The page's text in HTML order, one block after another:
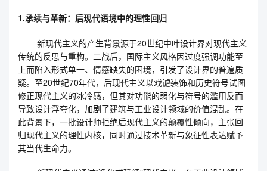
1.承续与革新：后现代语境中的理性回归
新现代主义的产生背景源于20世纪中叶设计界对现代主义
传统的反思与重构。二战后，国际主义风格因过度强调功能至
上而陷入形式单一、情感缺失的困境，引发了设计界的普遍质
疑。至20世纪70年代，后现代主义以戏谑装饰和历史符号试图
修正现代主义的冰冷感，但其对功能的弱化与符号的滥用反而
导致设计浮夸化，加剧了建筑与工业设计领域的价值混乱。在
此背景下，一批设计师拒绝后现代主义的颠覆性倾向，主张回
归现代主义的理性内核，同时通过技术革新与象征性表达赋予
其当代生命力。